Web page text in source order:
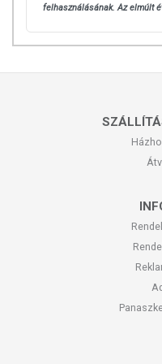
rendelkezhetnek, amely
A termék nem helyettesíti a
nem az orvosi kezelés
használatát beszélje
összetevők bármelyikére
felhasználásának. Az elmúlt